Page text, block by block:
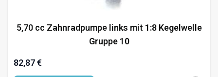
5,70 cc Zahnradpumpe links mit 1:8 Kegelwelle
Gruppe 10
82,87 €